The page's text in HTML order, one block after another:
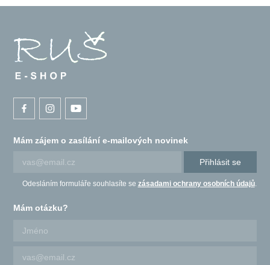
Mám zájem o zasílání e-mailových novinek
Přihlásit se
Odesláním formuláře souhlasíte se zásadami ochrany osobních údajů.
Mám otázku?